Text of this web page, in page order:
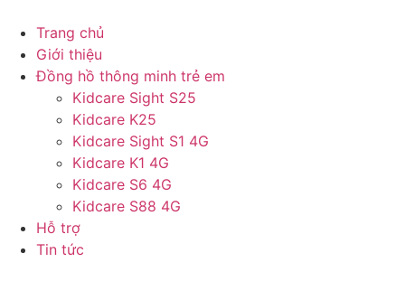
đến
dung
Trang chủ
Giới thiệu
Đồng hồ thông minh trẻ em
Kidcare Sight S25
Kidcare K25
Kidcare Sight S1 4G
Kidcare K1 4G
Kidcare S6 4G
Kidcare S88 4G
Hỗ trợ
Tin tức